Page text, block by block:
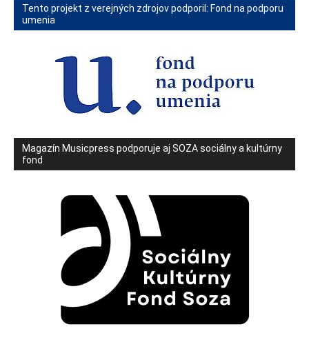
Tento projekt z verejných zdrojov podporil: Fond na podporu
umenia
Magazín Musicpress podporuje aj SOZA sociálny a kultúrny
fond